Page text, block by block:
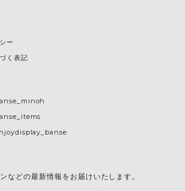
ー
く表記
などの最新情報をお届けいたします。